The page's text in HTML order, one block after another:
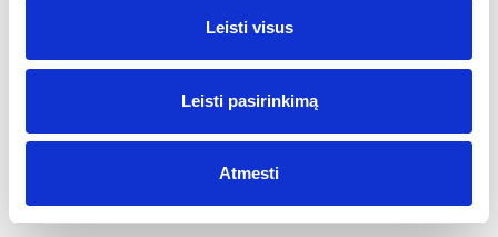
Leisti visus
Leisti pasirinkimą
Atmesti
© 2017 Visos teisės saugomos Vyno žurnalas
SukurtaSonaro